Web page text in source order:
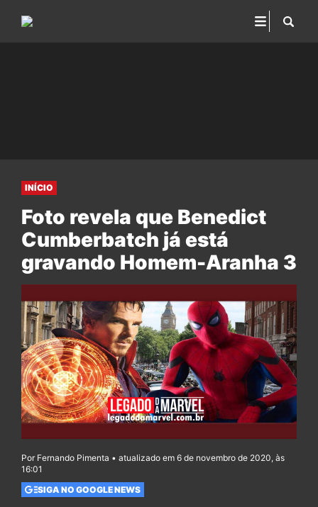
INÍCIO
Foto revela que Benedict
Cumberbatch já está
gravando Homem-Aranha 3
Por Fernando Pimenta • atualizado em 6 de novembro de 2020, às
16:01
SIGA NO GOOGLE NEWS